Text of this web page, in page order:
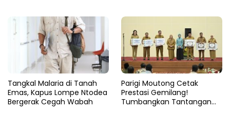
Tangkal Malaria di Tanah
Emas, Kapus Lompe Ntodea
Bergerak Cegah Wabah
Parigi Moutong Cetak
Prestasi Gemilang!
Tumbangkan Tantangan